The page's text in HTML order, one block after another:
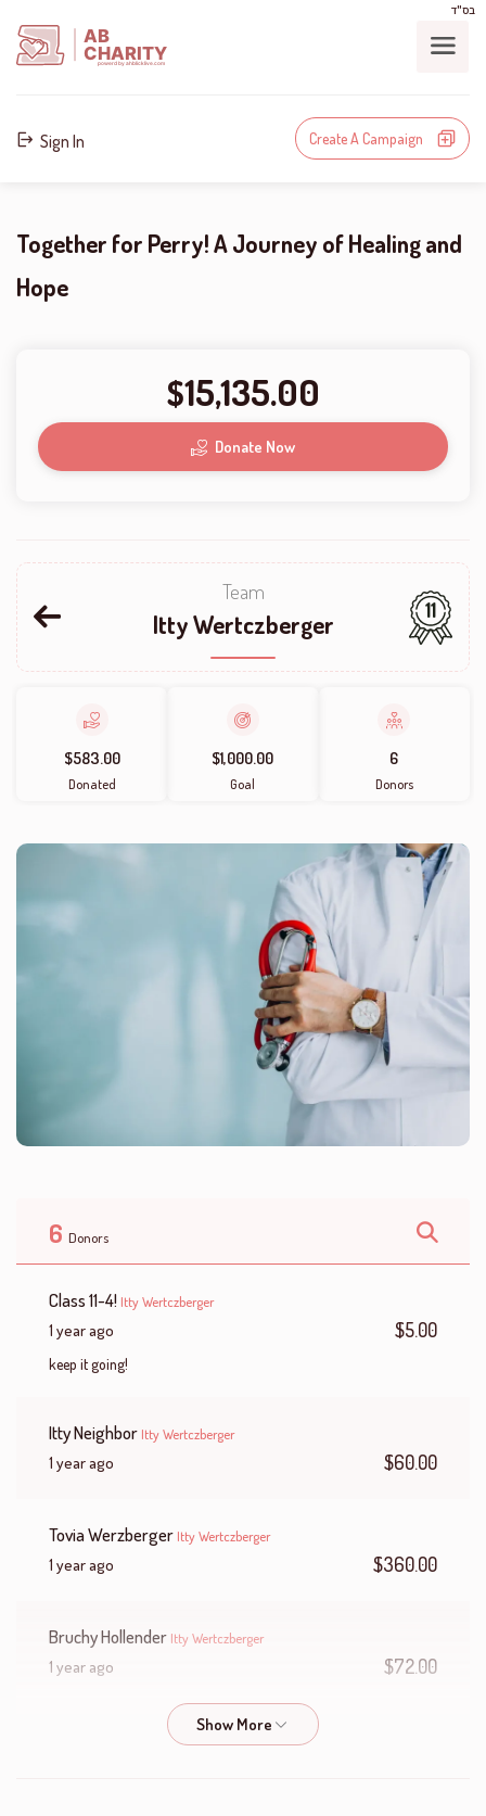
בס"ד
AB
CHARITY
powerd by ahblicklive.com
Sign In Create A Campaign
Together for Perry! A Journey of Healing and
Hope
$15,135.00
Donate Now
Team
Itty Wertczberger 11
$583.00
Donated
$1,000.00
Goal
6
Donors
6 Donors
Class 11-4! Itty Wertczberger
1 year ago $5.00
keep it going!
Itty Neighbor Itty Wertczberger
1 year ago $60.00
Tovia Werzberger Itty Wertczberger
1 year ago $360.00
Bruchy Hollender Itty Wertczberger
1 year ago $72.00
Itty Wertczberger